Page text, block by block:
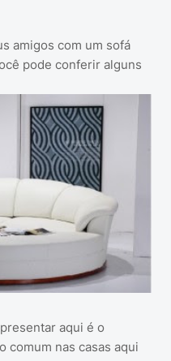
amigos com um sofá
pode conferir alguns
aqui é o
comum nas casas aqui